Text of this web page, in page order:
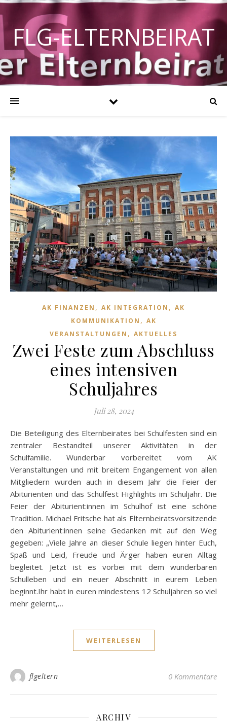
FLG-ELTERNBEIRAT
AK FINANZEN , AK INTEGRATION , AK
KOMMUNIKATION , AK
VERANSTALTUNGEN , AKTUELLES
Zwei Feste zum Abschluss
eines intensiven
Schuljahres
Juli 28, 2024
Die Beteiligung des Elternbeirates bei Schulfesten sind ein
zentraler Bestandteil unserer Aktivitäten in der
Schulfamilie. Wunderbar vorbereitet vom AK
Veranstaltungen und mit breitem Engangement von allen
Mitgliedern wurden auch in diesem Jahr die Feier der
Abiturienten und das Schulfest Highlights im Schuljahr. Die
Feier der Abiturient:innen im Schulhof ist eine schöne
Tradition. Michael Fritsche hat als Elternbeiratsvorsitzende
den Abiturient:innen seine Gedanken mit auf den Weg
gegeben: „Viele Jahre an dieser Schule liegen hinter Euch,
Spaß und Leid, Freude und Ärger haben euren Alltag
begleitet. Jetzt ist es vorbei mit dem wunderbaren
Schulleben und ein neuer Abschnitt in eurem Leben
beginnt.Ihr habt in euren mindestens 12 Schuljahren so viel
mehr gelernt,…
WEITERLESEN
flgeltern 0 Kommentare
ARCHIV